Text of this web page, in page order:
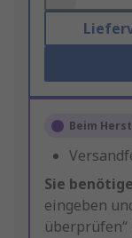
Beim
Sie
eingeben
überprüfen“